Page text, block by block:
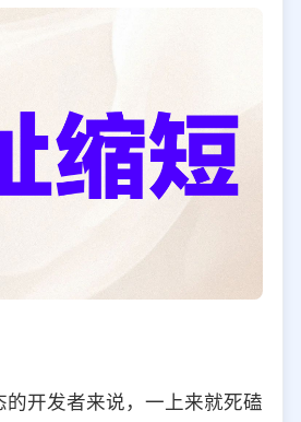
的开发者来说，一上来就死磕